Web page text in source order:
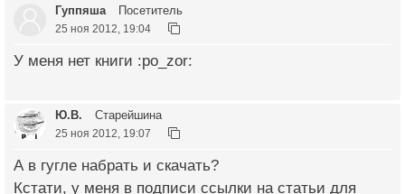
Гуппяша Посетитель
25 ноя 2012, 19:04
У меня нет книги :po_zor:
Ю.В. Старейшина
25 ноя 2012, 19:07
А в гугле набрать и скачать?
Кстати, у меня в подписи ссылки на статьи для